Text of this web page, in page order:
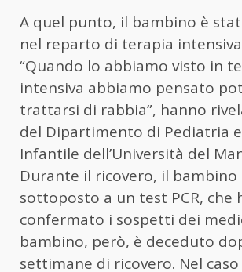
A quel punto, il bambino è
nel reparto di terapia
“Quando lo abbiamo visto in
intensiva abbiamo pensato
trattarsi di rabbia”, hanno
del Dipartimento di Pediatria
Infantile dell’Università del
Durante il ricovero, il bambino
sottoposto a un test PCR, che
confermato i sospetti dei
bambino, però, è deceduto
settimane di ricovero. Nel